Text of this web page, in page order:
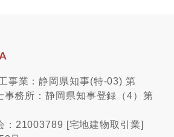
事業：静岡県知事(特-03) 第
務所：静岡県知事登録（4）第
：21003789 [宅地建物取引業]